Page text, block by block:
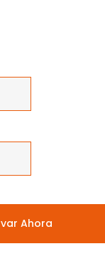
Ahora